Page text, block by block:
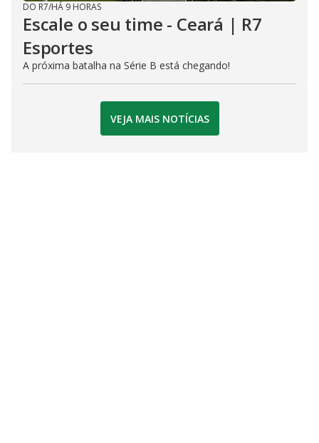
DO R7/HÁ 9 HORAS
Escale o seu time - Ceará | R7
Esportes
A próxima batalha na Série B está chegando!
VEJA MAIS NOTÍCIAS